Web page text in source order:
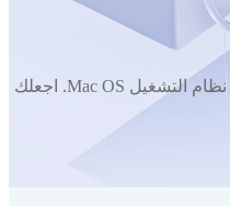
فيما يلي دليل كامل ومعلومات حول نظام التشغيل Mac OS. اجعلك